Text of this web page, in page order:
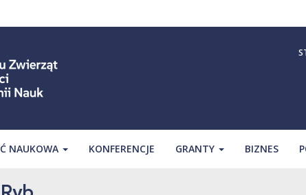
NAUKOWA KONFERENCJE GRANTY BIZNES